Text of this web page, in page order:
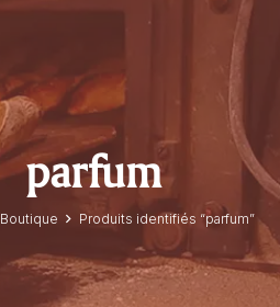
parfum
Boutique Produits identifiés “parfum”